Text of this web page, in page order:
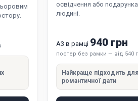
освідчення або подарунка
людині.
А3 в рамці 940 грн
постер без рамки — від 540
Найкраще підходить для
романтичної дати